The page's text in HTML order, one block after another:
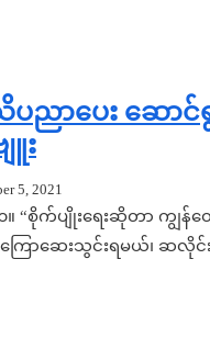
ပညာပေး ဆော
း
5, 2021
၁။ “စိုက်ပျိုးရေးဆိုတာ က
ဆေးသွင်းရမယ်၊ ဆလိုင်းခ